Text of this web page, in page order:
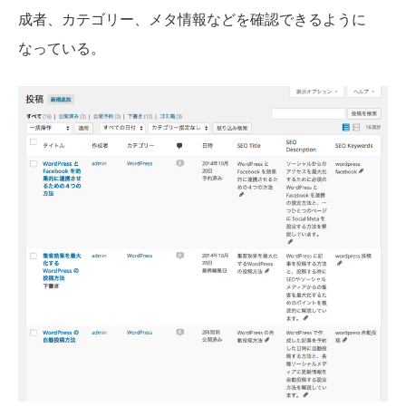
成者、カテゴリー、メタ情報などを確認できるように
なっている。